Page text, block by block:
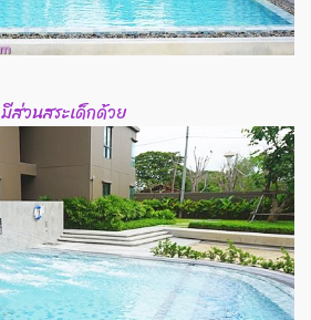
มีส่วนสระเด็กด้วย